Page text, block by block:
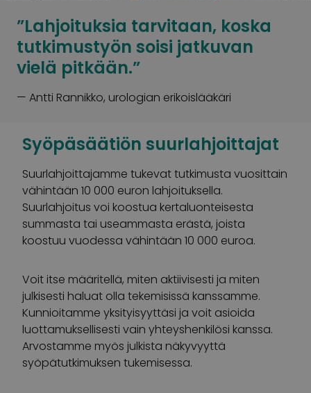
”Lahjoituksia tarvitaan, koska
tutkimustyön soisi jatkuvan
vielä pitkään.”
— Antti Rannikko, urologian erikoislääkäri
Syöpäsäätiön suurlahjoittajat
Suurlahjoittajamme tukevat tutkimusta vuosittain
vähintään 10 000 euron lahjoituksella.
Suurlahjoitus voi koostua kertaluonteisesta
summasta tai useammasta erästä, joista
koostuu vuodessa vähintään 10 000 euroa.
Voit itse määritellä, miten aktiivisesti ja miten
julkisesti haluat olla tekemisissä kanssamme.
Kunnioitamme yksityisyyttäsi ja voit asioida
luottamuksellisesti vain yhteyshenkilösi kanssa.
Arvostamme myös julkista näkyvyyttä
syöpätutkimuksen tukemisessa.